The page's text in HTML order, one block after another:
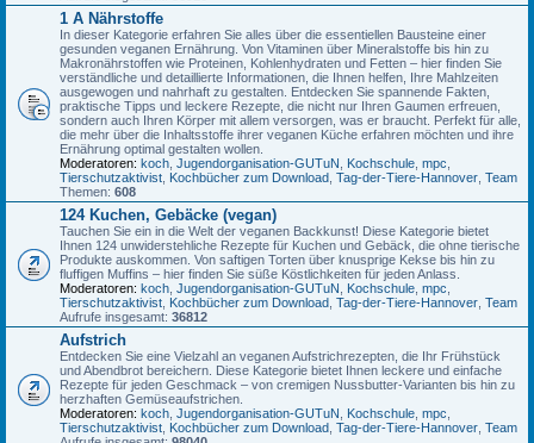
1 A Nährstoffe
In dieser Kategorie erfahren Sie alles über die essentiellen Bausteine einer
gesunden veganen Ernährung. Von Vitaminen über Mineralstoffe bis hin zu
Makronährstoffen wie Proteinen, Kohlenhydraten und Fetten – hier finden Sie
verständliche und detaillierte Informationen, die Ihnen helfen, Ihre Mahlzeiten
ausgewogen und nahrhaft zu gestalten. Entdecken Sie spannende Fakten,
praktische Tipps und leckere Rezepte, die nicht nur Ihren Gaumen erfreuen,
sondern auch Ihren Körper mit allem versorgen, was er braucht. Perfekt für alle,
die mehr über die Inhaltsstoffe ihrer veganen Küche erfahren möchten und ihre
Ernährung optimal gestalten wollen.
Moderatoren: koch Jugendorganisation-GUTuN Kochschule mpc
Tierschutzaktivist Kochbücher zum Download Tag-der-Tiere-Hannover Team
Themen: 608
124 Kuchen, Gebäcke (vegan)
Tauchen Sie ein in die Welt der veganen Backkunst! Diese Kategorie bietet
Ihnen 124 unwiderstehliche Rezepte für Kuchen und Gebäck, die ohne tierische
Produkte auskommen. Von saftigen Torten über knusprige Kekse bis hin zu
fluffigen Muffins – hier finden Sie süße Köstlichkeiten für jeden Anlass.
Moderatoren: koch Jugendorganisation-GUTuN Kochschule mpc
Tierschutzaktivist Kochbücher zum Download Tag-der-Tiere-Hannover Team
Aufrufe insgesamt: 36812
Aufstrich
Entdecken Sie eine Vielzahl an veganen Aufstrichrezepten, die Ihr Frühstück
und Abendbrot bereichern. Diese Kategorie bietet Ihnen leckere und einfache
Rezepte für jeden Geschmack – von cremigen Nussbutter-Varianten bis hin zu
herzhaften Gemüseaufstrichen.
Moderatoren: koch Jugendorganisation-GUTuN Kochschule mpc
Tierschutzaktivist Kochbücher zum Download Tag-der-Tiere-Hannover Team